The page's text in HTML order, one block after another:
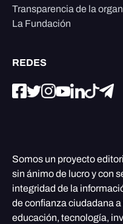
Transparencia de la
La Fundación
REDES
Somos un proyecto
sin ánimo de lucro y con
integridad de la
de confianza ciudadana
educación, tecnología,